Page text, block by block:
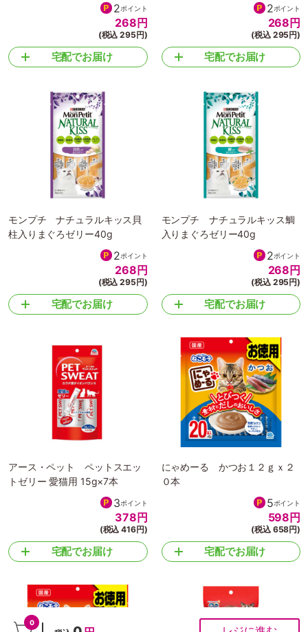
0
2ポイント
268 円
(税込 295円)
宅配でお届け
2ポイント
268 円
(税込 295円)
宅配でお届け
モンプチ ナチュラルキッス貝
柱入りまぐろゼリー40g
2ポイント
268 円
(税込 295円)
宅配でお届け
モンプチ ナチュラルキッス鯛
入りまぐろゼリー40g
2ポイント
268 円
(税込 295円)
宅配でお届け
アース・ペット ペットスエッ
トゼリー 愛猫用 15g×7本
3ポイント
378 円
(税込 416円)
宅配でお届け
にゃめーる かつお１２ｇｘ２
０本
5ポイント
598 円
(税込 658円)
宅配でお届け